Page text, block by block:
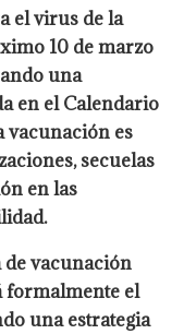
el virus de la
10 de marzo
una
en el Calendario
vacunación es
secuelas
en las
vacunación
formalmente el
una estrategia